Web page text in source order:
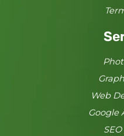
Web
Google